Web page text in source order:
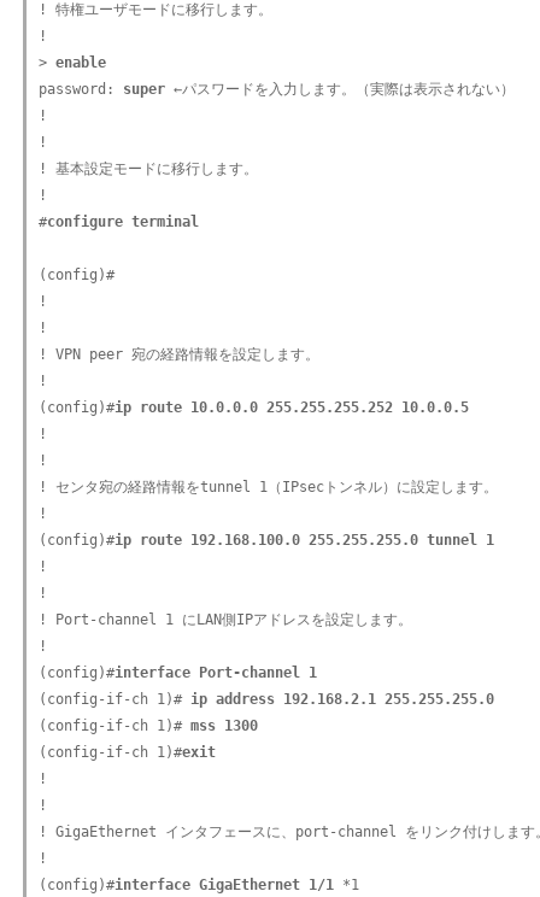
! 特権ユーザモードに移行します。
!
> enable
password:
super ←パスワードを入力します。（実際は表示されない）
!
!
! 基本設定モードに移行します。
!
#configure terminal
(config)#
!
!
! VPN peer 宛の経路情報を設定します。
!
(config)#ip route 10.0.0.0 255.255.255.252 10.0.0.5
!
!
! センタ宛の経路情報をtunnel 1（IPsecトンネル）に設定します。
!
(config)#ip route 192.168.100.0 255.255.255.0 tunnel 1
!
!
! Port-channel 1 にLAN側IPアドレスを設定します。
!
(config)#interface Port-channel 1
(config-if-ch 1)# ip address 192.168.2.1 255.255.255.0
(config-if-ch 1)# mss 1300
(config-if-ch 1)#exit
!
!
! GigaEthernet インタフェースに、port-channel をリンク付けします
!
(config)#interface GigaEthernet 1/1 *1